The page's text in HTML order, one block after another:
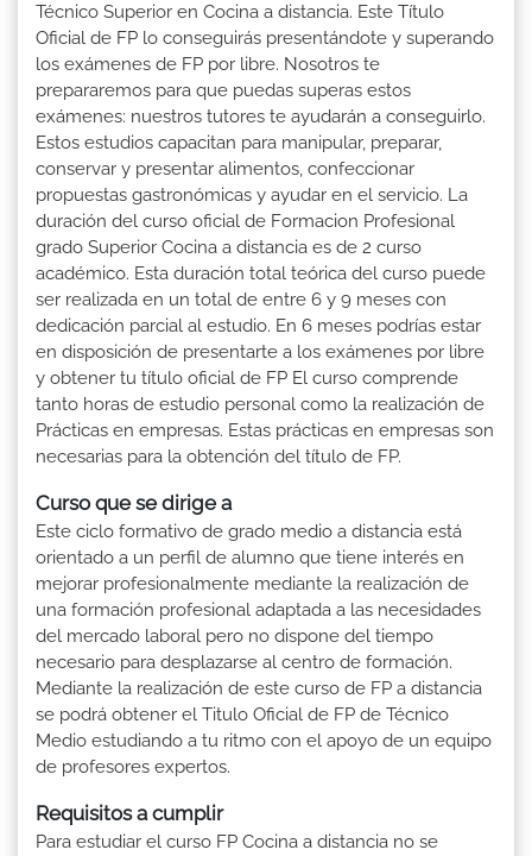
Técnico Superior en Cocina a distancia. Este Título
Oficial de FP lo conseguirás presentándote y superando
los exámenes de FP por libre. Nosotros te
prepararemos para que puedas superas estos
exámenes: nuestros tutores te ayudarán a conseguirlo.
Estos estudios capacitan para manipular, preparar,
conservar y presentar alimentos, confeccionar
propuestas gastronómicas y ayudar en el servicio. La
duración del curso oficial de Formacion Profesional
grado Superior Cocina a distancia es de 2 curso
académico. Esta duración total teórica del curso puede
ser realizada en un total de entre 6 y 9 meses con
dedicación parcial al estudio. En 6 meses podrías estar
en disposición de presentarte a los exámenes por libre
y obtener tu título oficial de FP El curso comprende
tanto horas de estudio personal como la realización de
Prácticas en empresas. Estas prácticas en empresas son
necesarias para la obtención del título de FP.
Curso que se dirige a
Este ciclo formativo de grado medio a distancia está
orientado a un perfil de alumno que tiene interés en
mejorar profesionalmente mediante la realización de
una formación profesional adaptada a las necesidades
del mercado laboral pero no dispone del tiempo
necesario para desplazarse al centro de formación.
Mediante la realización de este curso de FP a distancia
se podrá obtener el Titulo Oficial de FP de Técnico
Medio estudiando a tu ritmo con el apoyo de un equipo
de profesores expertos.
Requisitos a cumplir
Para estudiar el curso FP Cocina a distancia no se